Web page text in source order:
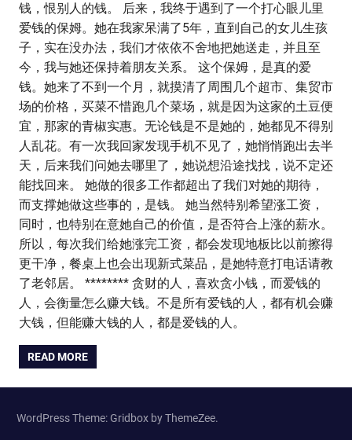
钱，恨别人的钱。 后来，我终于遇到了一个打心眼儿里
爱钱的保姆。她在我家呆满了5年，直到自己的女儿生孩
子，实在没办法，我们才依依不舍地把她送走，并且至
今，我与她还保持着朋友关系。 这个保姆，是真的爱
钱。她来了不到一个月，就摸清了周围几个超市、集贸市
场的价格，买菜不惜跑几个菜场，就是因为这家的土豆便
宜，那家的青椒实惠。无论钱是不是她的，她都见不得别
人乱花。有一次我回家发现手机不见了，她悄悄跑出去半
天，后来我们问她去哪里了，她说想沿途找找，说不定还
能找回来。 她做的很多工作都超出了我们对她的期待，
而支撑她做这些事的，是钱。 她当然特别希望涨工资，
同时，也特别在意她自己的价值，是否符合上涨的薪水。
所以，每次我们给她涨完工资，都会发现地板比以前擦得
更干净，餐桌上也会出现新式菜品，是她特意打电话请教
了老邻居。 ******** 贪财的人，喜欢贪小钱，而爱钱的
人，会衡量怎么赚大钱。不是所有爱钱的人，都有机会赚
大钱，但能赚大钱的人，都是爱钱的人。
READ MORE
WordPress Theme: Gridbox by ThemeZee.